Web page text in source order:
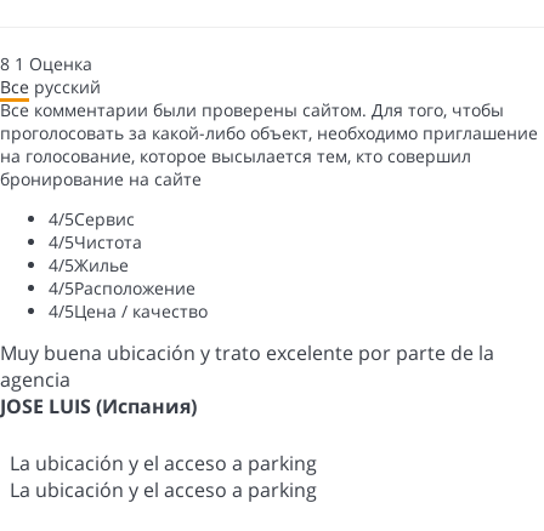
8 1 Оценка
Все русский
Все комментарии были проверены сайтом. Для того, чтобы
проголосовать за какой-либо объект, необходимо приглашение
на голосование, которое высылается тем, кто совершил
бронирование на сайте
4/5Сервис
4/5Чистота
4/5Жилье
4/5Расположение
4/5Цена / качество
Muy buena ubicación y trato excelente por parte de la
agencia
JOSE LUIS (Испания)
La ubicación y el acceso a parking
La ubicación y el acceso a parking